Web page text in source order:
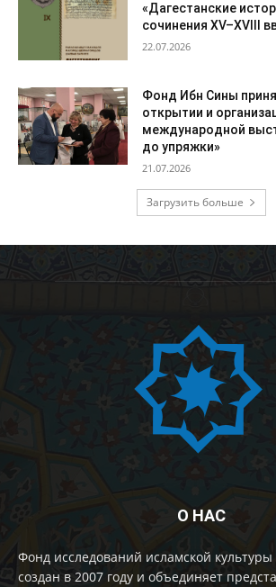
«Дагестанские
сочинения XV–XVIII
22.07.2026
Фонд Ибн Сины
открытии и
международной
до упряжки»
21.07.2026
Загрузить больше
О НАС
Фонд исследований исламской
создан в 2007 году и объединяет